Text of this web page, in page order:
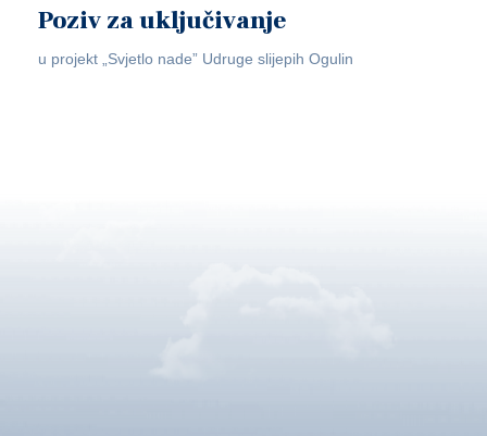
Poziv za uključivanje
u projekt „Svjetlo nade” Udruge slijepih Ogulin